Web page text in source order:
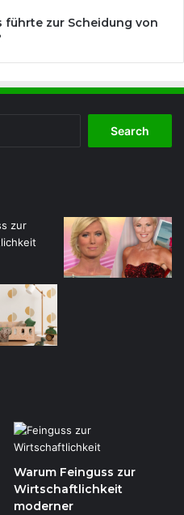
führte zur Scheidung von
Warum Feinguss zur
Wirtschaftlichkeit
moderner